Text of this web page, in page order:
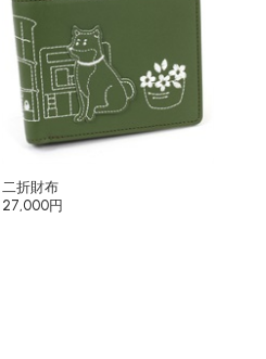
二折財布
27,000円